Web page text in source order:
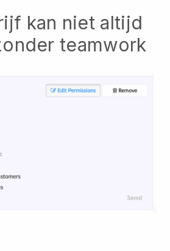
kan niet altijd
teamwork